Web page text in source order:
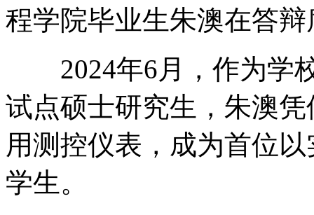
程学院毕业生朱澳在答
2024年6月，作为学
试点硕士研究生，朱澳
用测控仪表，成为首位
学生。